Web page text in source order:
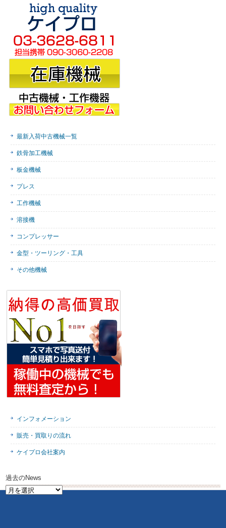
最新入荷中古機械一覧
鉄骨加工機械
板金機械
プレス
工作機械
溶接機
コンプレッサー
金型・ツーリング・工具
その他機械
インフォメーション
販売・買取りの流れ
ケイプロ会社案内
過去のNews
過